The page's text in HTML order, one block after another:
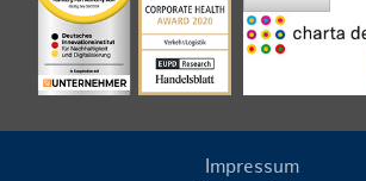
Impressum